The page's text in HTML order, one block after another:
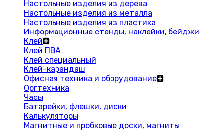
Настольные изделия из дерева
Настольные изделия из металла
Настольные изделия из пластика
Информационные стенды, наклейки, бейджи
Клей
Клей ПВА
Клей специальный
Клей-карандаш
Офисная техника и оборудование
Оргтехника
Часы
Батарейки, флешки, диски
Калькуляторы
Магнитные и пробковые доски, магниты